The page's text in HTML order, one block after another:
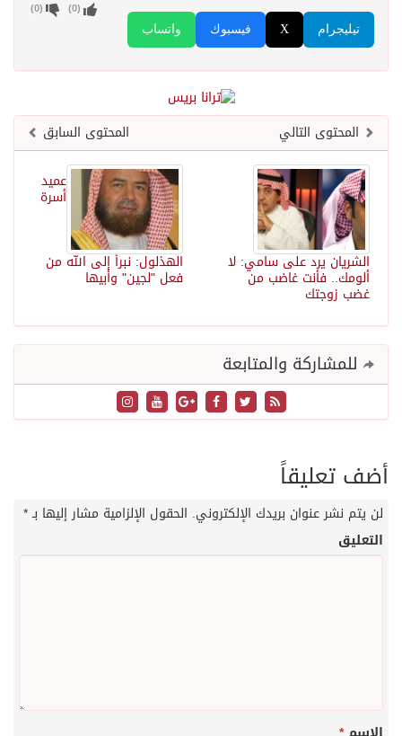
واتساب فيسبوك X تيليجرام
(
0
) (
0
)
المحتوى السابق
المحتوى التالي
عميد
أسرة
الهذلول: نبرأ إلى الله من
فعل "لجين" وأبيها
الشريان يرد على سامي: لا
ألومك.. فأنت غاضب من
غضب زوجتك
للمشاركة والمتابعة
أضف تعليقاً
لن يتم نشر عنوان بريدك الإلكتروني. الحقول الإلزامية مشار إليها بـ*
التعليق